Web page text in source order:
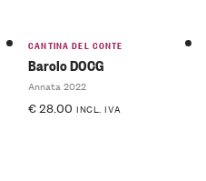
CANTINA DEL CONTE
Barolo DOCG
Annata 2022
€28.00 INCL. IVA